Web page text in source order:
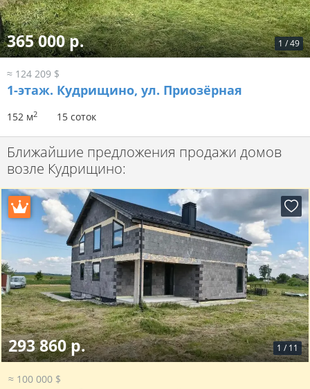
1 /49
365 000 р.
≈ 124 209 $
1-этаж. Кудрищино, ул. Приозёрная
152 м2 15 соток
Ближайшие предложения продажи домов
возле Кудрищино:
1 / 11
293 860 р.
≈ 100 000 $